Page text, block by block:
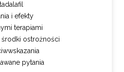
i efekty
terapiami
ostrożności
pytania